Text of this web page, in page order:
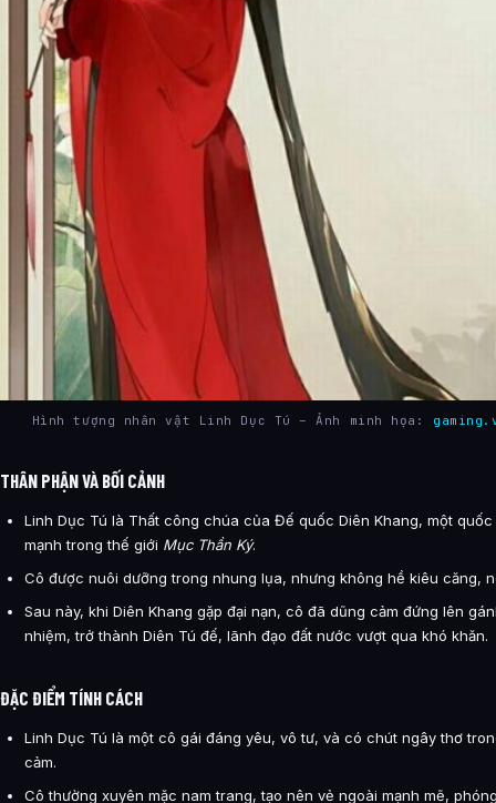
Hình tượng nhân vật Linh Dục Tú – Ảnh minh họa:
THÂN PHẬN VÀ BỐI CẢNH
Linh Dục Tú là Thất công chúa của Đế quốc Diên Khang, một
mạnh trong thế giới Mục Thần Ký.
Cô được nuôi dưỡng trong nhung lụa, nhưng không hề kiêu căng,
Sau này, khi Diên Khang gặp đại nạn, cô đã dũng cảm đứng lên
nhiệm, trở thành Diên Tú đế, lãnh đạo đất nước vượt qua khó khăn.
ĐẶC ĐIỂM TÍNH CÁCH
Linh Dục Tú là một cô gái đáng yêu, vô tư, và có chút ngây thơ
cảm.
Cô thường xuyên mặc nam trang, tạo nên vẻ ngoài mạnh mẽ,